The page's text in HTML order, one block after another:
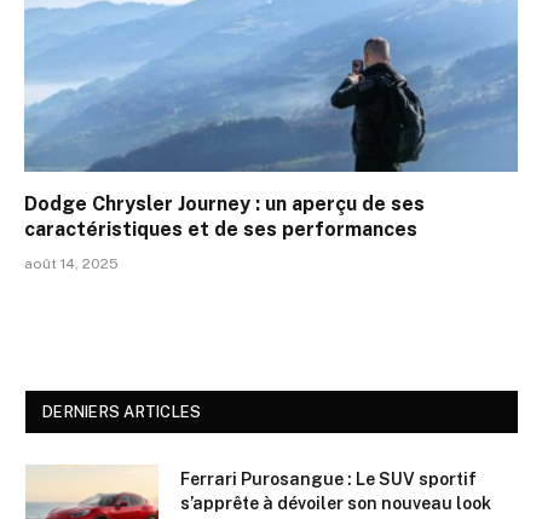
Dodge Chrysler Journey : un aperçu de ses
caractéristiques et de ses performances
août 14, 2025
DERNIERS ARTICLES
Ferrari Purosangue : Le SUV sportif
s’apprête à dévoiler son nouveau look